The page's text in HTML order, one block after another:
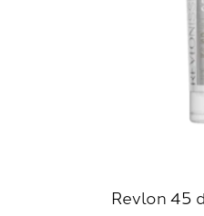
Revlon 45